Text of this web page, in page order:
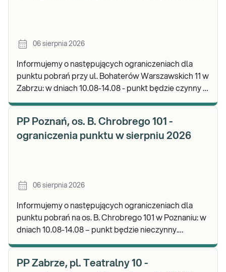
06 sierpnia 2026
Informujemy o następujących ograniczeniach dla
punktu pobrań przy ul. Bohaterów Warszawskich 11 w
Zabrzu: w dniach 10.08-14.08 - punkt będzie czynny w
PP Poznań, os. B. Chrobrego 101 -
ograniczenia punktu w sierpniu 2026
06 sierpnia 2026
Informujemy o następujących ograniczeniach dla
punktu pobrań na os. B. Chrobrego 101 w Poznaniu: w
dniach 10.08-14.08 – punkt będzie nieczynny.
PP Zabrze, pl. Teatralny 10 -